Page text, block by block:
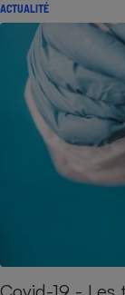
ACTUALITÉ